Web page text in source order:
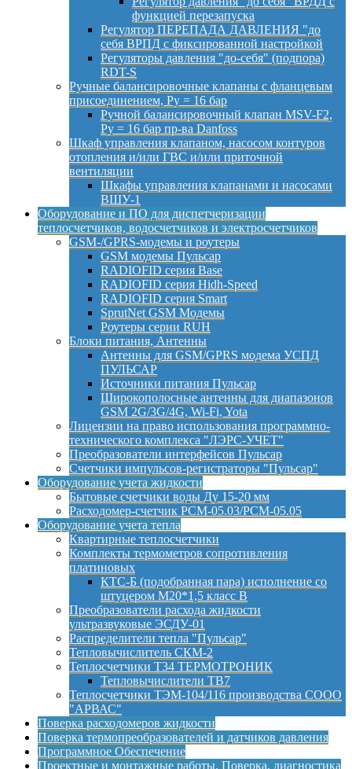
функцией перезапуска
Регулятор ПЕРЕПАДА ДАВЛЕНИЯ "до
себя ВРПД с фиксированной настройкой
Регуляторы давления "до-себя" (подпора)
RDT-S
Ручные балансировочные клапаны с фланцевым
присоединением, Py = 16 бар
Ручной балансировочный клапан MSV-F2,
Py = 16 бар пр-ва Danfoss
Шкаф управления клапаном, насосом контуров
отопления и/или ГВС и/или приточной
вентиляции
Шкафы управления клапанами и насосами
ВШУ-1
Оборудование и ПО для диспетчеризации
теплосчетчиков, водосчетчиков и электросчетчиков
GSM-/GPRS-модемы и роутеры
GSM модемы Пульсар
RADIOFID серия Base
RADIOFID серия Hidh-Speed
RADIOFID серия Smart
SprutNet GSM Модемы
Роутеры серии RUH
Блоки питания, Антенны
Антенны для GSM/GPRS модема УСПД
ПУЛЬСАР
Источники питания Пульсар
Широкополосные антенны для диапазонов
GSM 2G/3G/4G, Wi-Fi, Yota
Лицензии на право использования программно-
технического комплекса "ЛЭРС-УЧЕТ"
Преобразователи интерфейсов Пульсар
Счетчики импульсов-регистраторы "Пульсар"
Оборудование учета жидкости
Бытовые счетчики воды Ду 15-20 мм
Расходомер-счетчик РСМ-05.03/РСМ-05.05
Оборудование учета тепла
Квартирные теплосчетчики
Комплекты термометров сопротивления
платиновых
КТС-Б (подобранная пара) исполнение со
штуцером М20*1,5 класс B
Преобразователи расхода жидкости
ультразвуковые ЭСДУ-01
Распределители тепла "Пульсар"
Тепловычислитель СКМ-2
Теплосчетчики Т34 ТЕРМОТРОНИК
Тепловычислители ТВ7
Теплосчетчики ТЭМ-104/116 производства СООО
"АРВАС"
Поверка расходомеров жидкости
Поверка термопреобразователей и датчиков давления
Программное Обеспечение
Проектные и монтажные работы. Поверка, диагностика